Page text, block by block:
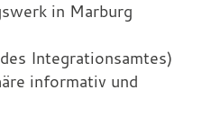
in Marburg
Integrationsamtes)
informativ und